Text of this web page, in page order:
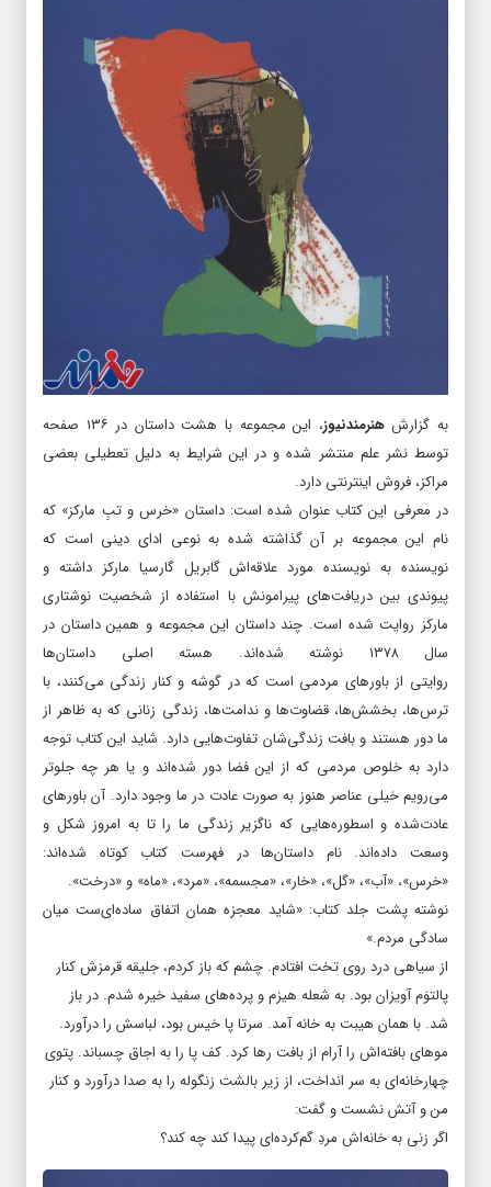
به گزارش هنرمندنیوز
، این مجموعه با هشت داستان در ۱۳۶ صفحه
توسط نشر علم منتشر شده و در این شرایط به دلیل تعطیلی بعضی
مراکز، فروش اینترنتی دارد.
در معرفی این کتاب عنوان شده است: داستان «خرس و تبِ مارکز» که
نام این مجموعه بر آن گذاشته شده به نوعی ادای دینی است که
نویسنده به نویسنده مورد علاقه‌اش گابریل گارسیا مارکز داشته و
پیوندی بین دریافت‌های پیرامونش با استفاده از شخصیت نوشتاری
مارکز روایت شده است. چند داستان این مجموعه و همین داستان در
سال ۱۳۷۸ نوشته شده‌اند. هسته اصلی داستان‌ها
روایتی از باورهای مردمی است که در گوشه و کنار زندگی می‌کنند، با
ترس‌ها، بخشش‌ها، قضاوت‌ها و ندامت‌ها، زندگی زنانی که به ظاهر از
ما دور هستند و بافت زندگی‌شان تفاوت‌هایی دارد. شاید این کتاب توجه
دارد به خلوص مردمی که از این فضا دور شده‌اند و یا هر چه جلوتر
می‌رویم خیلی عناصر هنوز به صورت عادت در ما وجود دارد. آن باورهای
عادت‌شده و اسطوره‌هایی که ناگزیر زندگی ما را تا به امروز شکل و
وسعت داده‌اند. نام داستان‌ها در فهرست کتاب کوتاه شده‌اند:
«خرس»، «آب»، «گل»، «خار»، «مجسمه»، «مرد»، «ماه» و «درخت».
نوشته پشت جلد کتاب: «شاید معجزه همان اتفاق ساده‌ای‌ست میان
سادگی مردم.»
از سیاهی درد روی تخت افتادم. چشم که باز کردم، جلیقه‌ قرمزش کنار
پالتوَم آویزان بود. به شعله‌ هیزم و پرده‌های سفید خیره شدم. در باز
شد. با همان هیبت به خانه آمد. سرتا پا خیس بود، لباسش را درآورد.
موهای بافته‌اش را آرام از بافت رها کرد. کف پا را به اجاق چسباند. پتوی
چهارخانه‌ای به سر انداخت، از زیر بالشت زنگوله را به صدا درآورد و کنار
من و آتش نشست و گفت:
اگر زنی به خانه‌اش مردِ گم‌کرده‌ای پیدا کند چه کند؟